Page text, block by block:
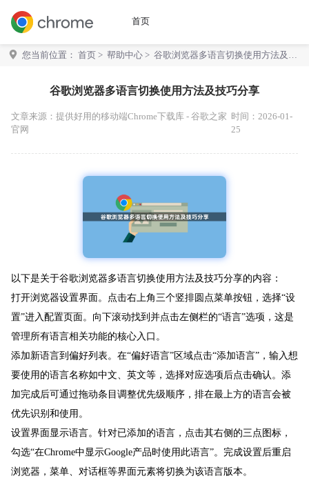
首页
您当前位置： 首页 > 帮助中心 > 谷歌浏览器多语言切换使用方法及技
谷歌浏览器多语言切换使用方法及技巧分享
文章来源： 提供好用的移动端Chrome下载库 - 谷歌之家
官网
时间：2026-01-
25
以下是关于谷歌浏览器多语言切换使用方法及技巧分享的内容：
打开浏览器设置界面。点击右上角三个竖排圆点菜单按钮，选择“设
置”进入配置页面。向下滚动找到并点击左侧栏的“语言”选项，这是
管理所有语言相关功能的核心入口。
添加新语言到偏好列表。在“偏好语言”区域点击“添加语言”，输入想
要使用的语言名称如中文、英文等，选择对应选项后点击确认。添
加完成后可通过拖动条目调整优先级顺序，排在最上方的语言会被
优先识别和使用。
设置界面显示语言。针对已添加的语言，点击其右侧的三点图标，
勾选“在Chrome中显示Google产品时使用此语言”。完成设置后重启
浏览器，菜单、对话框等界面元素将切换为该语言版本。